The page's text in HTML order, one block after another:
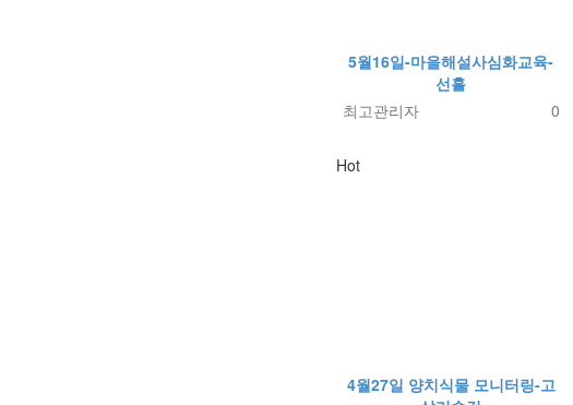
5월16일-마을해설사심화교육-
선흘
최고관리자
0
Hot
4월27일 양치식물 모니터링-고